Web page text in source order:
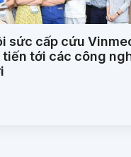
sức cấp cứu
tới các công